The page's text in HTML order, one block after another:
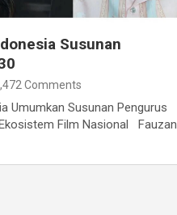
Susunan
Comments
Umumkan Susunan Pengurus
Film Nasional Fauzan